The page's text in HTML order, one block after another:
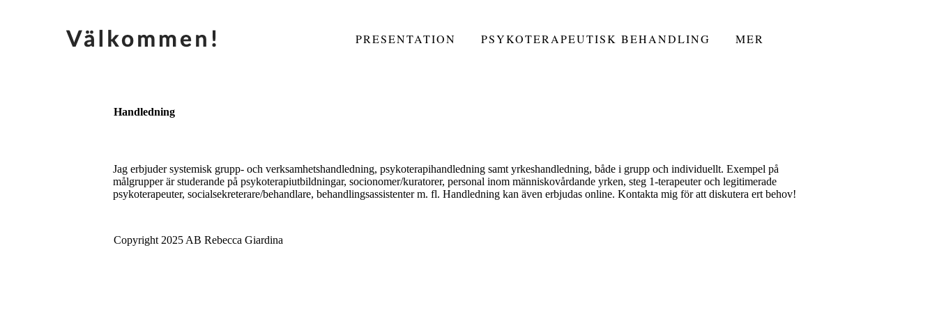
PRESENTATION PSYKOTERAPEUTISK BEHANDLING MER
Handledning
Jag erbjuder systemisk grupp- och verksamhetshandledning, psykoterapihandledning samt yrkeshandledning, både i grupp och individuellt. Exempel på
målgrupper är studerande på psykoterapiutbildningar, socionomer/kuratorer, personal inom människovårdande yrken, steg 1-terapeuter och legitimerade
psykoterapeuter, socialsekreterare/behandlare, behandlingsassistenter m. fl. Handledning kan även erbjudas online. Kontakta mig för att diskutera ert behov!
Copyright 2025 AB Rebecca Giardina